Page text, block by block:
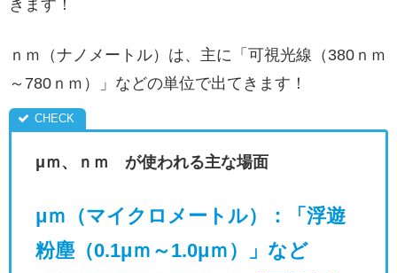
きます！
ｎｍ（ナノメートル）は、主に「可視光線（380ｎｍ
～780ｎｍ）」などの単位で出てきます！
μｍ、ｎｍ が使われる主な場面
μｍ（マイクロメートル）
：「浮遊
粉塵（0.1μｍ～1.0μｍ）」など